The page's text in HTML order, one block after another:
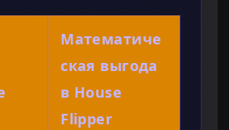
Математиче
ская выгода
в House
Flipper